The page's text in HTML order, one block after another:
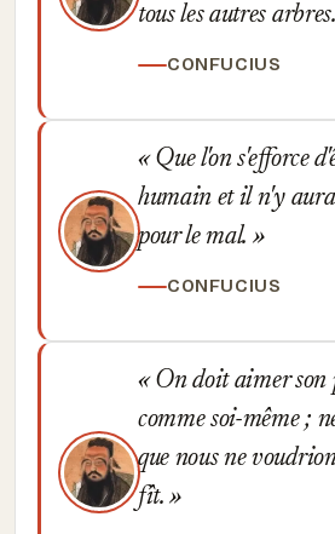
tous les autres
CONFUCIUS
Que l'on s'efforce
humain et il n'y aura
pour le mal.
CONFUCIUS
On doit aimer son
comme soi-même ;
que nous ne
fît.